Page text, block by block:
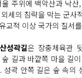
주위에 백악산과 낙
세의 침략을 막는 군사
교적 이상 국가의 질서
성곽길은 장충체육관
길과 바깥쪽 마을 길
성곽 안쪽 길은 숲 속의